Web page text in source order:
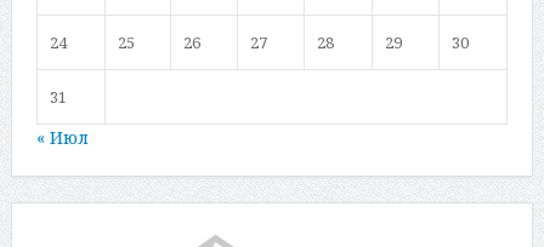
24 25 26 27 28 29 30
31
« Июл